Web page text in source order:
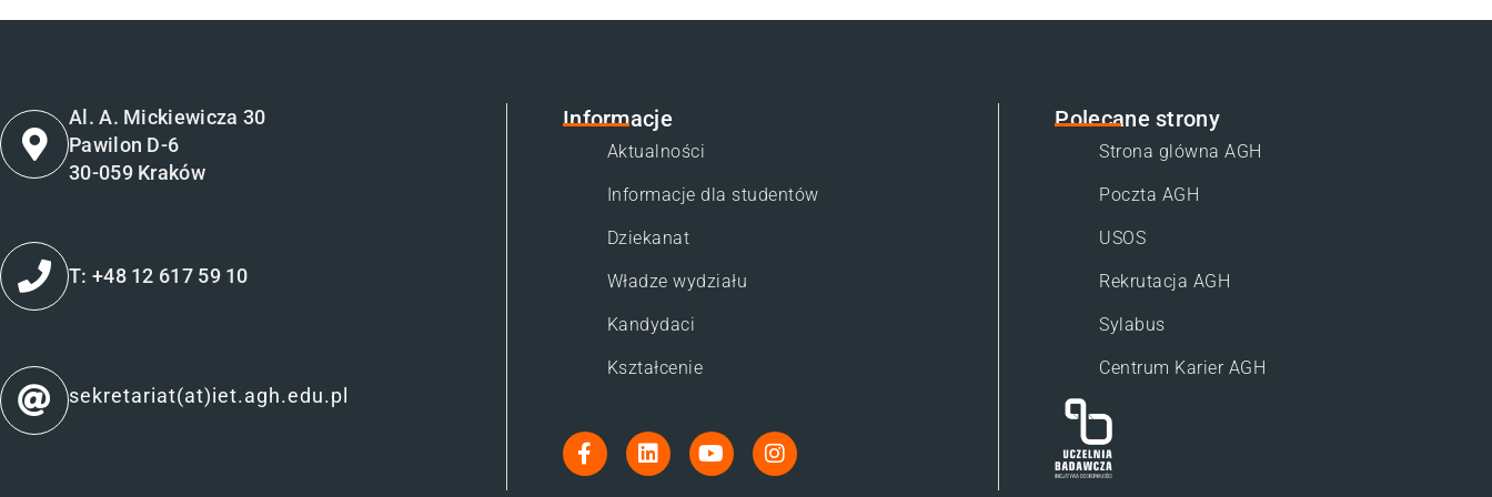
Al. A. Mickiewicza 30
Pawilon D-6
30-059 Kraków
T: +48 12 617 59 10
sekretariat(at)iet.agh.edu.pl
Informacje
Aktualności
Informacje dla studentów
Dziekanat
Władze wydziału
Kandydaci
Kształcenie
Polecane strony
Strona glówna AGH
Poczta AGH
USOS
Rekrutacja AGH
Sylabus
Centrum Karier AGH